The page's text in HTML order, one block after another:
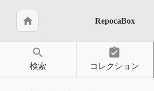
home RepocaBox
search
検索
assignment_turned_in
コレクション